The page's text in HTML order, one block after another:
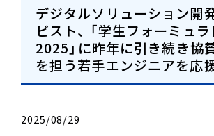
業務形態（請負・派遣）
業務形態（派遣・請負）
技術サービス事業
企業情報 トップ
ごあいさつ
企業理念
役員一覧
デジタルソリューション開
ビスト、 「学生フォーミュ
2025」に昨年に引き続き協
を担う若手エンジニアを応
2025/08/29